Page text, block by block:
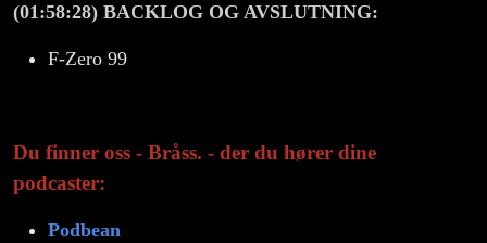
(01:58:28) BACKLOG OG AVSLUTNING:
F-Zero 99
Du finner oss - Bråss. - der du hører dine
podcaster:
Podbean